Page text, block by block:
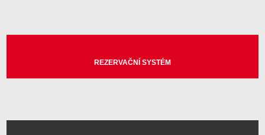
REZERVAČNÍ SYSTÉM